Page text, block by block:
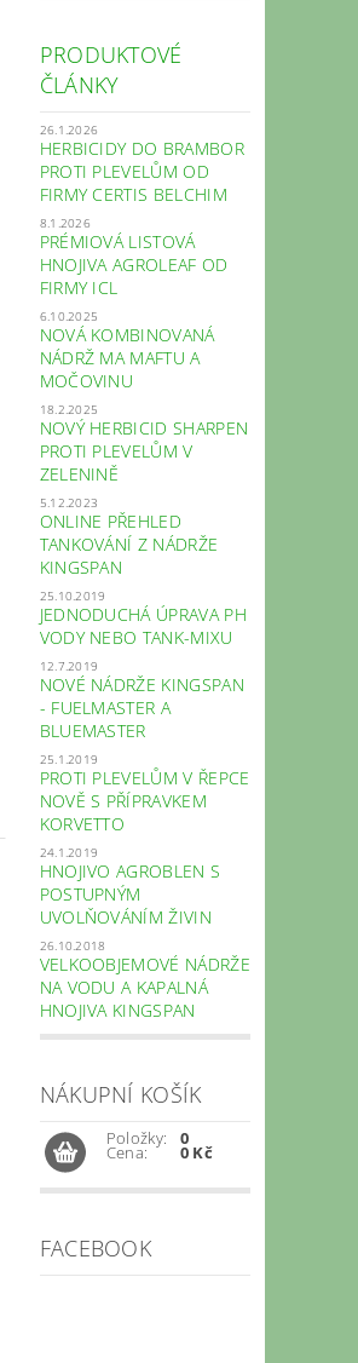
PRODUKTOVÉ
ČLÁNKY
26.1.2026
HERBICIDY DO BRAMBOR
PROTI PLEVELŮM OD
FIRMY CERTIS BELCHIM
8.1.2026
PRÉMIOVÁ LISTOVÁ
HNOJIVA AGROLEAF OD
FIRMY ICL
6.10.2025
NOVÁ KOMBINOVANÁ
NÁDRŽ MA MAFTU A
MOČOVINU
18.2.2025
NOVÝ HERBICID SHARPEN
PROTI PLEVELŮM V
ZELENINĚ
5.12.2023
ONLINE PŘEHLED
TANKOVÁNÍ Z NÁDRŽE
KINGSPAN
25.10.2019
JEDNODUCHÁ ÚPRAVA PH
VODY NEBO TANK-MIXU
12.7.2019
NOVÉ NÁDRŽE KINGSPAN
- FUELMASTER A
BLUEMASTER
25.1.2019
PROTI PLEVELŮM V ŘEPCE
NOVĚ S PŘÍPRAVKEM
KORVETTO
24.1.2019
HNOJIVO AGROBLEN S
POSTUPNÝM
UVOLŇOVÁNÍM ŽIVIN
26.10.2018
VELKOOBJEMOVÉ NÁDRŽE
NA VODU A KAPALNÁ
HNOJIVA KINGSPAN
NÁKUPNÍ KOŠÍK
Položky:
Cena:
0
0 Kč
FACEBOOK